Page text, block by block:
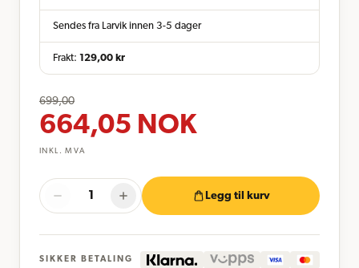
Sendes fra Larvik innen 3-5 dager
Frakt: 129,00 kr
699,00
664,05 NOK
INKL. MVA
Legg til kurv
SIKKER BETALING